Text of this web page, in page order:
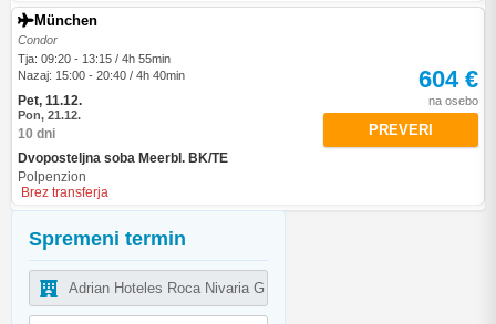
Spremeni termin
München
Condor
Tja: 09:20 - 13:15 / 4h 55min
Nazaj: 15:00 - 20:40 / 4h 40min
Pet, 11.12.
Pon, 21.12.
10 dni
Dvoposteljna soba Meerbl. BK/TE
Polpenzion
Brez transferja
604 €
na osebo
PREVERI